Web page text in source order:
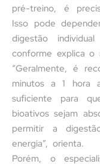
pré-treino, é
Isso pode
digestão
conforme explica o
“Geralmente, é
minutos a 1 hora
suficiente para
bioativos sejam
permitir a
energia”, orienta.
Porém, o